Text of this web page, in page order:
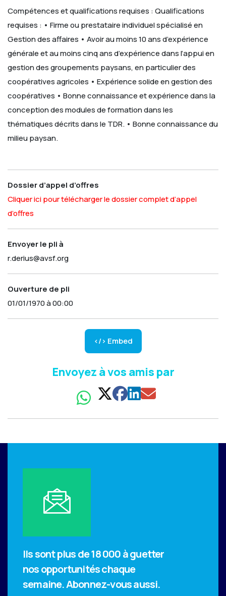
Compétences et qualifications requises :Qualifications
requises : • Firme ou prestataire individuel spécialisé en
Gestion des affaires • Avoir au moins 10 ans d’expérience
générale et au moins cinq ans d’expérience dans l’appui en
gestion des groupements paysans, en particulier des
coopératives agricoles • Expérience solide en gestion des
coopératives • Bonne connaissance et expérience dans la
conception des modules de formation dans les
thématiques décrits dans le TDR. • Bonne connaissance du
milieu paysan.
Dossier d’appel d’offres
Cliquer ici pour télécharger le dossier complet d’appel
d’offres
Envoyer le pli à
r.derius@avsf.org
Ouverture de pli
01/01/1970 à 00:00
</> Embed
Envoyez à vos amis par
Ils sont plus de 18 000 à guetter
nos opportunités chaque
semaine.Abonnez-vous aussi.